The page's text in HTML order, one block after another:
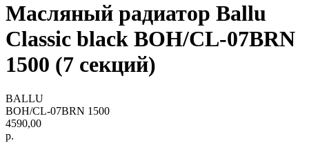
Масляный радиатор Ballu
Classic black BOH/CL-07BRN
1500 (7 секций)
BALLU
BOH/CL-07BRN 1500
4590,00
р.